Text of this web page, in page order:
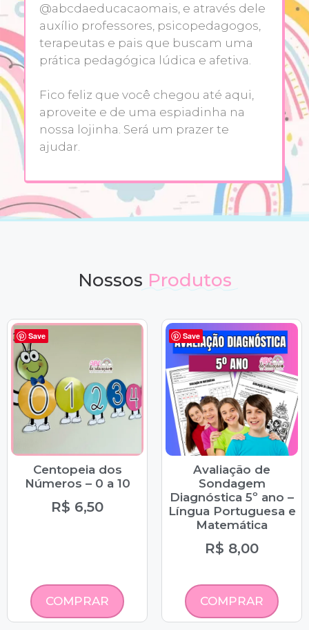
@abcdaeducacaomais, e através dele
auxílio professores, psicopedagogos,
terapeutas e pais que buscam uma
prática pedagógica lúdica e afetiva.
Fico feliz que você chegou até aqui,
aproveite e de uma espiadinha na
nossa lojinha. Será um prazer te
ajudar.
Nossos Produtos
Save
Centopeia dos
Números – 0 a 10
R$ 6,50
COMPRAR
Save
Avaliação de
Sondagem
Diagnóstica 5º ano –
Língua Portuguesa e
Matemática
R$ 8,00
COMPRAR